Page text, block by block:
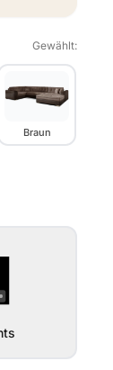
Gewählt:
Braun